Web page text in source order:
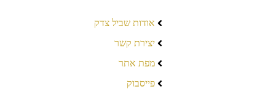
אודות שביל צדק
יצירת קשר
מפת אתר
פייסבוק